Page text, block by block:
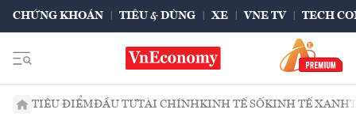
CHỨNG KHOÁN TIÊU & DÙNG XE VNE TV TECH
TIÊU ĐIỂMĐẦU TƯTÀI CHÍNHKINH TẾ SỐKINH TẾ XANH